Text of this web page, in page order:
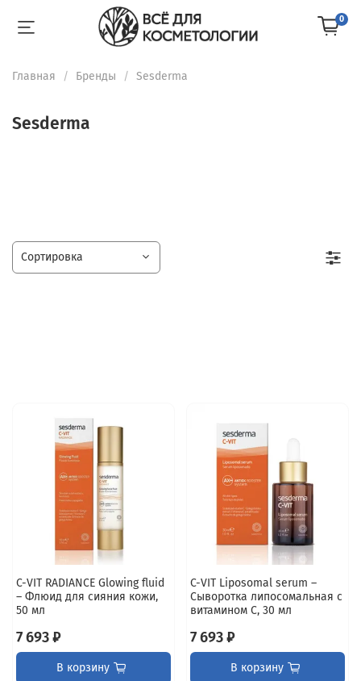
0
Главная Бренды Sesderma
Sesderma
C-VIT RADIANCE Glowing fluid
– Флюид для сияния кожи,
50 мл
7 693 ₽
В корзину
C-VIT Liposomal serum –
Сыворотка липосомальная с
витамином С, 30 мл
7 693 ₽
В корзину